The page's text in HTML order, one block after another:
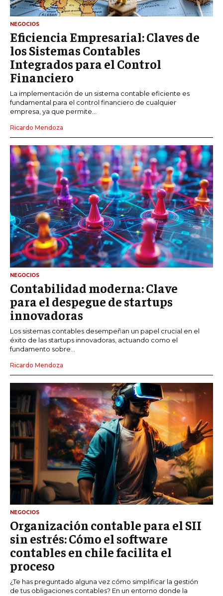
NEGOCIOS
Eficiencia Empresarial: Claves de
los Sistemas Contables
Integrados para el Control
Financiero
La implementación de un sistema contable eficiente es
fundamental para el control financiero de cualquier
empresa, ya que permite...
Ricardo Mendoza
NEGOCIOS
Contabilidad moderna: Clave
para el despegue de startups
innovadoras
Los sistemas contables desempeñan un papel crucial en el
éxito de las startups innovadoras, actuando como el
fundamento sobre...
Ricardo Mendoza
NEGOCIOS
Organización contable para el SII
sin estrés: Cómo el software
contables en chile facilita el
proceso
¿Te has preguntado alguna vez cómo simplificar la gestión
de tus obligaciones contables? En un entorno donde la